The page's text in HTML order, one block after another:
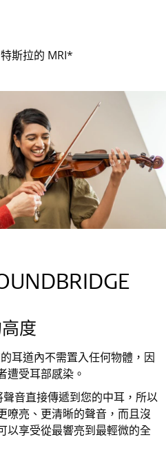
斯拉的 MRI*
度
耳道內不需置入任何物體，因
遭受耳部感染。
聲音直接傳遞到您的中耳，所以
嘹亮、更清晰的聲音，而且沒
以享受從最響亮到最輕微的全